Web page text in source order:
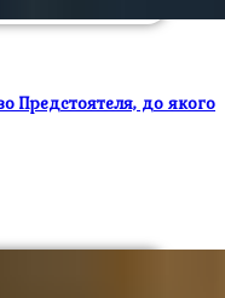
Предстоятеля, до якого